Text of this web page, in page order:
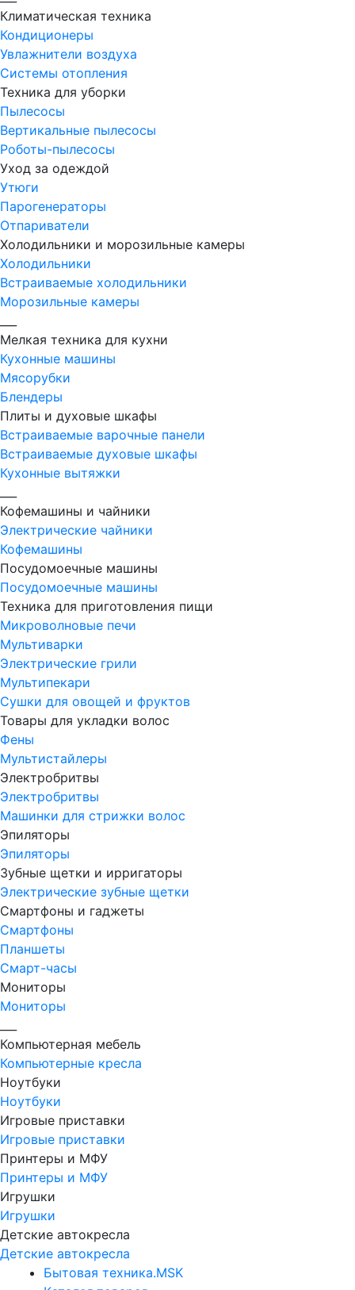
Климатическая техника
Кондиционеры
Увлажнители воздуха
Системы отопления
Техника для уборки
Пылесосы
Вертикальные пылесосы
Роботы-пылесосы
Уход за одеждой
Утюги
Парогенераторы
Отпариватели
Холодильники и морозильные камеры
Холодильники
Встраиваемые холодильники
Морозильные камеры
Мелкая техника для кухни
Кухонные машины
Мясорубки
Блендеры
Плиты и духовые шкафы
Встраиваемые варочные панели
Встраиваемые духовые шкафы
Кухонные вытяжки
Кофемашины и чайники
Электрические чайники
Кофемашины
Посудомоечные машины
Посудомоечные машины
Техника для приготовления пищи
Микроволновые печи
Мультиварки
Электрические грили
Мультипекари
Сушки для овощей и фруктов
Товары для укладки волос
Фены
Мультистайлеры
Электробритвы
Электробритвы
Машинки для стрижки волос
Эпиляторы
Эпиляторы
Зубные щетки и ирригаторы
Электрические зубные щетки
Смартфоны и гаджеты
Смартфоны
Планшеты
Смарт-часы
Мониторы
Мониторы
Компьютерная мебель
Компьютерные кресла
Ноутбуки
Ноутбуки
Игровые приставки
Игровые приставки
Принтеры и МФУ
Принтеры и МФУ
Игрушки
Игрушки
Детские автокресла
Детские автокресла
Бытовая техника.MSK